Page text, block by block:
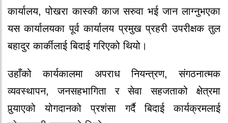
कार्यालय, पोखरा कास्की काज सरुवा भई जान लाग्नुभएका
यस कार्यालयका पूर्व कार्यालय प्रमुख प्रहरी उपरीक्षक तुल
बहादुर कार्कीलाई बिदाई गरिएको थियो।
उहाँको कार्यकालमा अपराध नियन्त्रण, संगठनात्मक
व्यवस्थापन, जनसहभागिता र सेवा सहजताको क्षेत्रमा
पुर्‍याएको योगदानको प्रशंसा गर्दै बिदाई कार्यक्रमलाई